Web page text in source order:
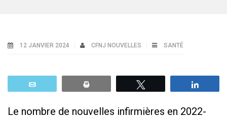
12 JANVIER 2024 CFNJ NOUVELLES SANTÉ
Le nombre de nouvelles infirmières en 2022-